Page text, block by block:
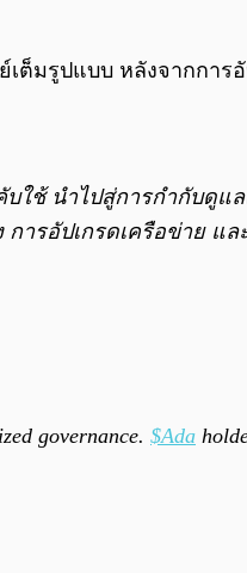
มรูปแบบ หลังจากการ
บใช้ นำไปสู่การกำกับ
การอัปเกรดเครือข่าย
governance. $Ada